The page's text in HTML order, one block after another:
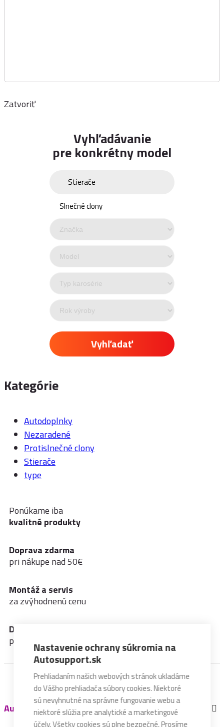
Zatvoriť
Vyhľadávanie
pre konkrétny model
Stierače
Slnečné clony
Vyhľadať
Kategórie
Autodoplnky
Nezaradené
Protislnečné clony
Stierače
type
Ponúkame iba
kvalitné produkty
Doprava zdarma
pri nákupe nad 50€
Montáž a servis
za zvýhodnenú cenu
Dodatočné zľavy
pre zákazníkov HORNET®
Autosupport
Nastavenie ochrany súkromia na
Autosupport.sk
Prehliadaním našich webových stránok ukladáme
do Vášho prehliadača súbory cookies. Niektoré
sú nevyhnutné na správne fungovanie webu a
niektoré slúžia pre analytické a marketingové
účely. Všetky cookies sú plne bezpečné. Prosíme